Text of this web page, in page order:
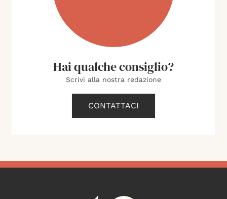
Hai qualche consiglio?
Scrivi alla nostra redazione
CONTATTACI